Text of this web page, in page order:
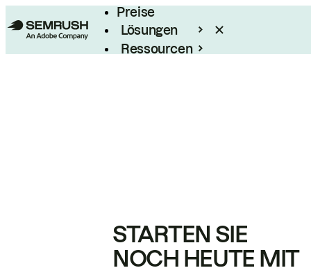
Preise
Lösungen
Ressourcen
STARTEN SIE
NOCH HEUTE MIT